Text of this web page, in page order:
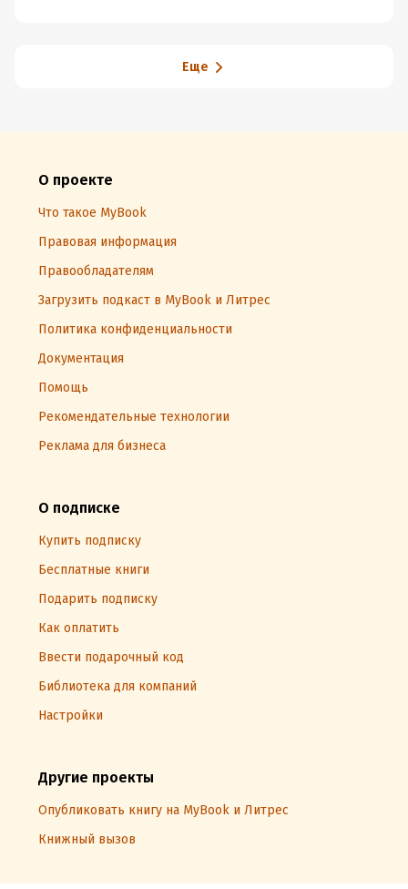
Еще
О проекте
Что такое MyBook
Правовая информация
Правообладателям
Загрузить подкаст в MyBook и Литрес
Политика конфиденциальности
Документация
Помощь
Рекомендательные технологии
Реклама для бизнеса
О подписке
Купить подписку
Бесплатные книги
Подарить подписку
Как оплатить
Ввести подарочный код
Библиотека для компаний
Настройки
Другие проекты
Опубликовать книгу на MyBook и Литрес
Книжный вызов